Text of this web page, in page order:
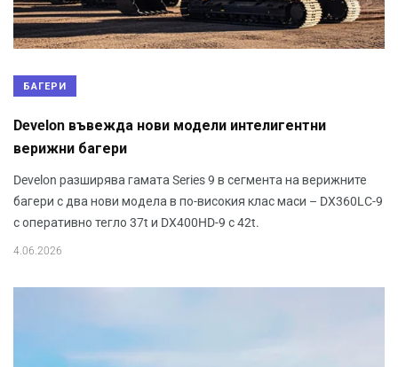
БАГЕРИ
Develon въвежда нови модели интелигентни
верижни багери
Develon разширява гамата Series 9 в сегмента на верижните
багери с два нови модела в по-високия клас маси – DX360LC-9
с оперативно тегло 37t и DX400HD-9 с 42t.
4.06.2026